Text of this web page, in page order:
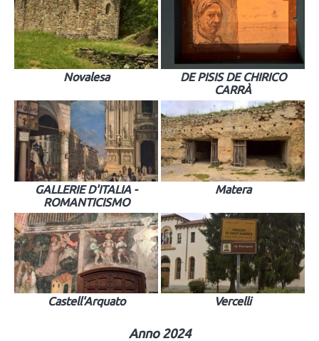
Novalesa
DE PISIS DE CHIRICO
CARRÀ
GALLERIE D'ITALIA -
ROMANTICISMO
Matera
Castell'Arquato Vercelli
Anno 2024